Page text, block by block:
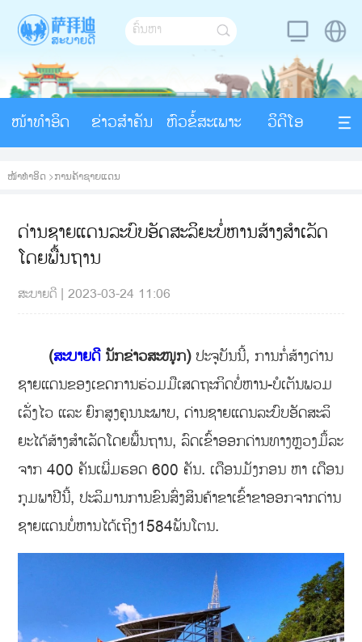
ໜ້າທຳອິດ ຂ່າວສຳຄັນ ຫົວຂໍ້ສະເພາະ ວິດີໂອ
ໜ້າທຳອິດ >ການຄ້າຊາຍແດນ
ດ່ານຊາຍແດນລະບົບອັດສະລິຍະບໍ່ຫານສ້າງສໍາເລັດ
ໂດຍພື້ນຖານ
ສະບາຍດີ |2023-03-24 11:06
(ສະບາຍດີນັກຂ່າວສະໜຸກ) ປະຈຸບັນນີ້, ການກໍ່ສ້າງດ່ານ
ຊາຍແດນຂອງເຂດການຮ່ວມມືເສດຖະກິດບໍ່ຫານ-ບໍເຕັນພວມ
ເລັ່ງໄວ ແລະ ຍົກສູງຄຸນນະພາບ, ດ່ານຊາຍແດນລະບົບອັດສະລິ
ຍະໄດ້ສ້າງສໍາເລັດໂດຍພື້ນຖານ, ລົດເຂົ້າອອກດ່ານທາງຫຼວງມຶ້ລະ
ຈາກ 400 ຄັນເພີ່ມຮອດ 600 ຄັນ. ເດືອນມັງກອນ ຫາ ເດືອນ
ກຸມພາປີນີ້, ປະລິມານການຂົນສົ່ງສິນຄ້າຂາເຂົ້າຂາອອກຈາກດ່ານ
ຊາຍແດນບໍ່ຫານໄດ້ເຖິງ1584ພັນໂຕນ.